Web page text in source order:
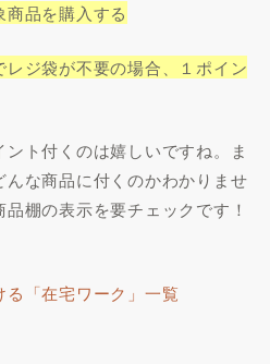
品を購入する
ジ袋が不要の場合、１ポイン
ト付くのは嬉しいですね。ま
な商品に付くのかわかりませ
棚の表示を要チェックです！
「在宅ワーク」一覧